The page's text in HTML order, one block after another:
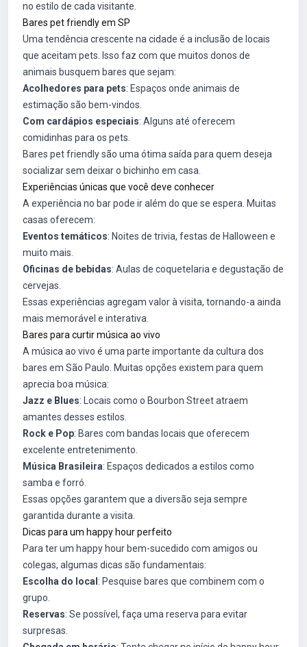
no estilo de cada visitante.
Bares pet friendly em SP
Uma tendência crescente na cidade é a inclusão de locais
que aceitam pets. Isso faz com que muitos donos de
animais busquem bares que sejam:
Acolhedores para pets: Espaços onde animais de
estimação são bem-vindos.
Com cardápios especiais: Alguns até oferecem
comidinhas para os pets.
Bares pet friendly são uma ótima saída para quem deseja
socializar sem deixar o bichinho em casa.
Experiências únicas que você deve conhecer
A experiência no bar pode ir além do que se espera. Muitas
casas oferecem:
Eventos temáticos: Noites de trivia, festas de Halloween e
muito mais.
Oficinas de bebidas: Aulas de coquetelaria e degustação de
cervejas.
Essas experiências agregam valor à visita, tornando-a ainda
mais memorável e interativa.
Bares para curtir música ao vivo
A música ao vivo é uma parte importante da cultura dos
bares em São Paulo. Muitas opções existem para quem
aprecia boa música:
Jazz e Blues: Locais como o Bourbon Street atraem
amantes desses estilos.
Rock e Pop: Bares com bandas locais que oferecem
excelente entretenimento.
Música Brasileira: Espaços dedicados a estilos como
samba e forró.
Essas opções garantem que a diversão seja sempre
garantida durante a visita.
Dicas para um happy hour perfeito
Para ter um happy hour bem-sucedido com amigos ou
colegas, algumas dicas são fundamentais:
Escolha do local : Pesquise bares que combinem com o
grupo.
Reservas: Se possível, faça uma reserva para evitar
surpresas.